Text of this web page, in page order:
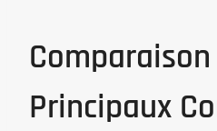
Principaux